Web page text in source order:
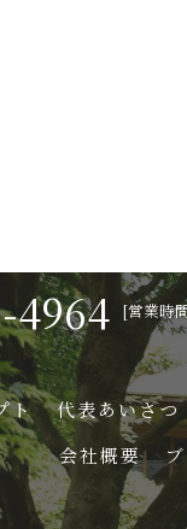
4964 [営業時
ト 代表あいさつ
会社概要